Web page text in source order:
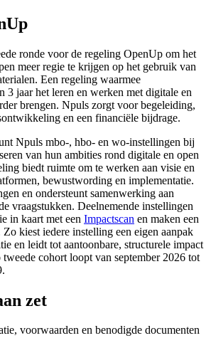
ronde voor de regeling OpenUp om het
meer regie te krijgen op het gebruik van
Een regeling waarmee
3 jaar het leren en werken met digitale en
brengen. Npuls zorgt voor begeleiding,
en een financiële bijdrage.
Npuls mbo-, hbo- en wo-instellingen bij
van hun ambities rond digitale en open
biedt ruimte om te werken aan visie en
bewustwording en implementatie.
en ondersteunt samenwerking aan
vraagstukken. Deelnemende instellingen
in kaart met een Impactscan en maken een
kiest iedere instelling een eigen aanpak
en leidt tot aantoonbare, structurele impact
cohort loopt van september 2026 tot
zet
voorwaarden en benodigde documenten